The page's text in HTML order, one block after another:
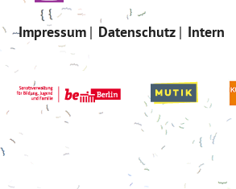
Impressum Datenschutz Intern